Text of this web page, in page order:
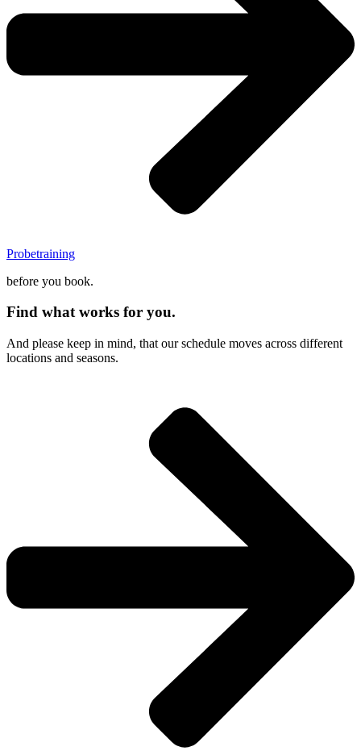
Probetraining
before you book.
Find what works for you.
And please keep in mind, that our schedule moves across different
locations and seasons.